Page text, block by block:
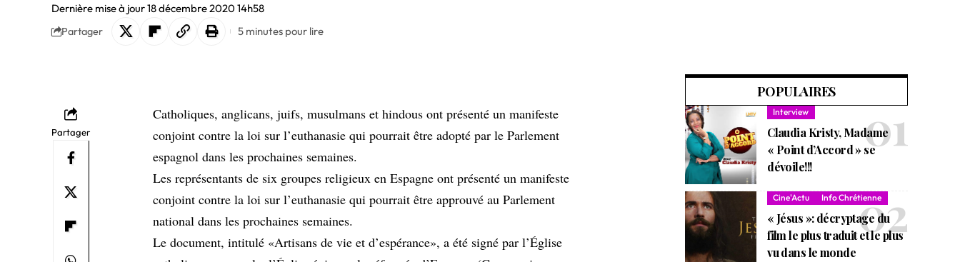
Dernière mise à jour 18 décembre 2020 14h58
Partager 5 minutes pour lire
Partager
Catholiques, anglicans, juifs, musulmans et hindous ont présenté un manifeste
conjoint contre la loi sur l’euthanasie qui pourrait être adopté par le Parlement
espagnol dans les prochaines semaines.
Les représentants de six groupes religieux en Espagne ont présenté un manifeste
conjoint contre la loi sur l’euthanasie qui pourrait être approuvé au Parlement
national dans les prochaines semaines.
Le document, intitulé «Artisans de vie et d’espérance», a été signé par l’Église
POPULAIRES
Interview
Claudia Kristy, Madame
« Point d’Accord » se
dévoile!!!
Cine'Actu Info Chrétienne
« Jésus »: décryptage du
film le plus traduit et le plus
vu dans le monde